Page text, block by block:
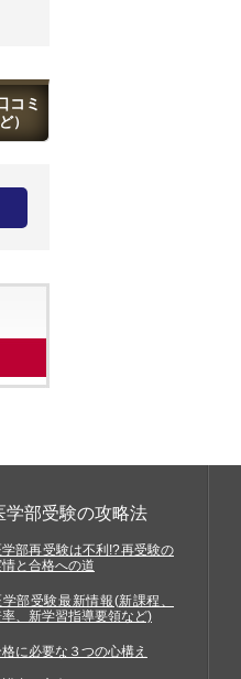
コミ
）
学部受験の攻略法
学部再受験は不利!?再受験の
と合格への道
学部受験最新情報(新課程、
、新学習指導要領など)
に必要な３つの心構え